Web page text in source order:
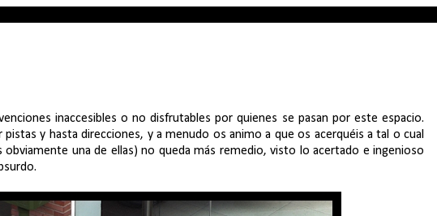
inaccesibles o no disfrutables por quienes se pasan por este espacio.
y hasta direcciones, y a menudo os animo a que os acerquéis a tal o cual
obviamente una de ellas) no queda más remedio, visto lo acertado e ingenioso